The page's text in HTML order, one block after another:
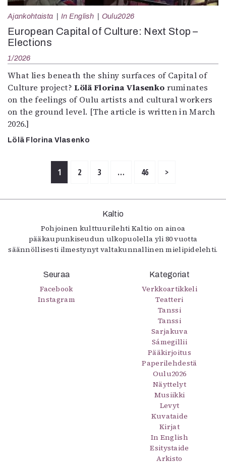
Ajankohtaista In English Oulu2026
European Capital of Culture: Next Stop –
Elections
1/2026
What lies beneath the shiny surfaces of Capital of
Culture project?Lölä Florina Vlasenko ruminates
on the feelings of Oulu artists and cultural workers
on the ground level. [The article is written in March
2026.]
Lölä Florina Vlasenko
1 2 3 … 46 >
Kaltio
Pohjoinen kulttuurilehti Kaltio on ainoa
pääkaupunkiseudun ulkopuolella yli 80 vuotta
säännöllisesti ilmestynyt valtakunnallinen mielipidelehti.
Seuraa
Facebook
Instagram
Kategoriat
Verkkoartikkeli
Teatteri
Tanssi
Tanssi
Sarjakuva
Sámegillii
Pääkirjoitus
Paperilehdestä
Oulu2026
Näyttelyt
Musiikki
Levyt
Kuvataide
Kirjat
In English
Esitystaide
Arkisto